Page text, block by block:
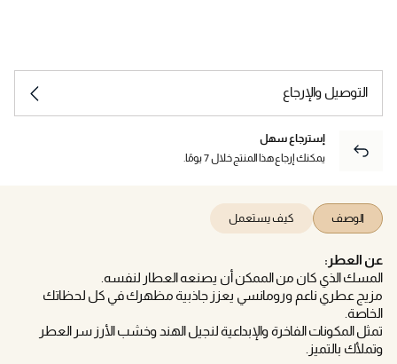
التوصيل والإرجاع
إسترجاع سهل
يمكنك إرجاع هذا المنتج خلال 7 يومًا.
الوصف كيف يستعمل
عن العطر:
المسك الذي كان من الممكن أن يصنعه العطار لنفسه.
مزيج عطري ناعم ورومانسي يعزز جاذبية مظهرك في كل لحظاتك
الخاصة.
تمثل المكونات الفاخرة والإبداعية لنجيل الهند وخشب الأرز سر العطر
وتملأك بالتميز.